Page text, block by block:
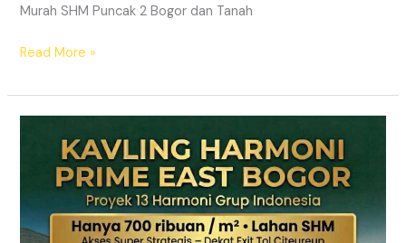
Murah SHM Puncak 2 Bogor dan Tanah
Read More »
HARMONI
BOGOR
|